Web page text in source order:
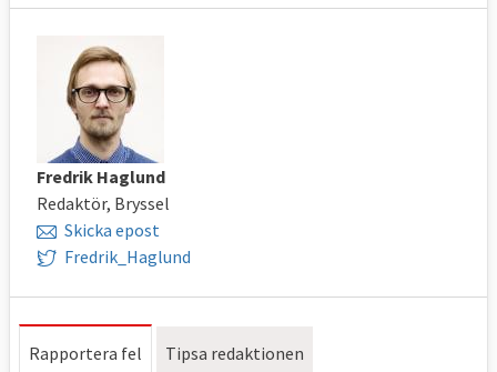
Fredrik Haglund
Redaktör, Bryssel
Skicka epost
Fredrik_Haglund
Rapportera fel Tipsa redaktionen